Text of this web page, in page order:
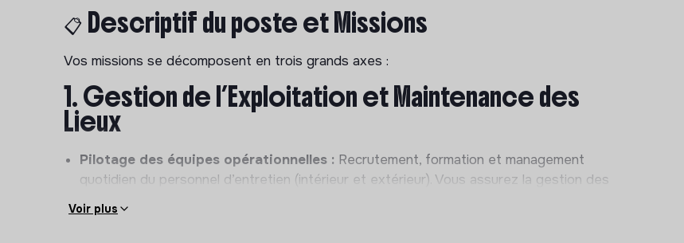
📋 Descriptif du poste et Missions
Vos missions se décomposent en trois grands axes :
1. Gestion de l’Exploitation et Maintenance des
Lieux
Pilotage des équipes opérationnelles : Recrutement, formation et management
quotidien du personnel d’entretien (intérieur et extérieur). Vous assurez la gestion des
plannings, des remplacements, des congés et veillez au maintien d’une collaboration
d’équipe positive.
Voir plus